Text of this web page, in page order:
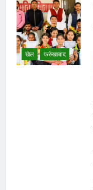
खेल फर्रुखाबाद